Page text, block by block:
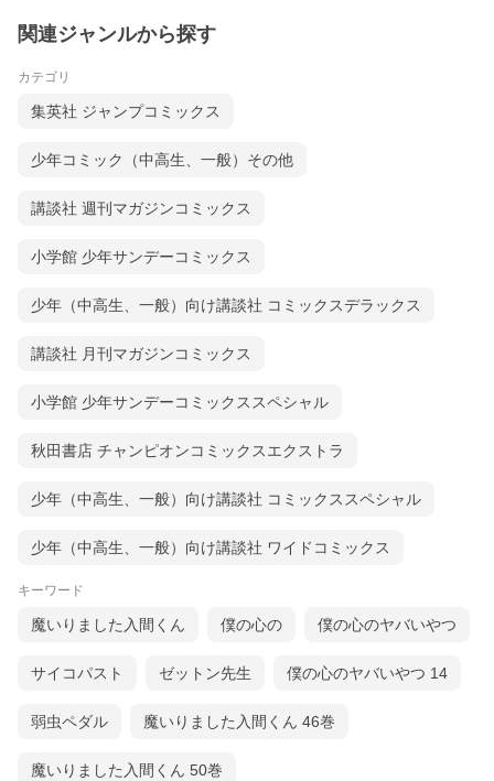
関連ジャンルから探す
カテゴリ
集英社 ジャンプコミックス
少年コミック（中高生、一般）その他
講談社 週刊マガジンコミックス
小学館 少年サンデーコミックス
少年（中高生、一般）向け講談社 コミックスデラックス
講談社 月刊マガジンコミックス
小学館 少年サンデーコミックススペシャル
秋田書店 チャンピオンコミックスエクストラ
少年（中高生、一般）向け講談社 コミックススペシャル
少年（中高生、一般）向け講談社 ワイドコミックス
キーワード
魔いりました入間くん 僕の心の 僕の心のヤバいやつ
サイコパスト ゼットン先生 僕の心のヤバいやつ 14
弱虫ペダル 魔いりました入間くん 46巻
魔いりました入間くん 50巻